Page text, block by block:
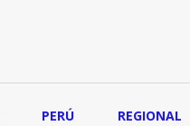
PERÚ REGIONAL